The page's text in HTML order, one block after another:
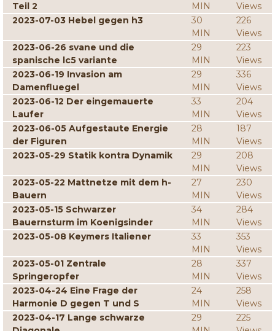
Teil 2
MIN
Views
2023-07-03 Hebel gegen h3
30
MIN
226
Views
2023-06-26 svane und die
spanische lc5 variante
29
MIN
223
Views
2023-06-19 Invasion am
Damenfluegel
29
MIN
336
Views
2023-06-12 Der eingemauerte
Laufer
33
MIN
204
Views
2023-06-05 Aufgestaute Energie
der Figuren
28
MIN
187
Views
2023-05-29 Statik kontra Dynamik
29
MIN
208
Views
2023-05-22 Mattnetze mit dem h-
Bauern
27
MIN
230
Views
2023-05-15 Schwarzer
Bauernsturm im Koenigsinder
34
MIN
284
Views
2023-05-08 Keymers Italiener
33
MIN
353
Views
2023-05-01 Zentrale
Springeropfer
28
MIN
337
Views
2023-04-24 Eine Frage der
Harmonie D gegen T und S
24
MIN
258
Views
2023-04-17 Lange schwarze
29
225